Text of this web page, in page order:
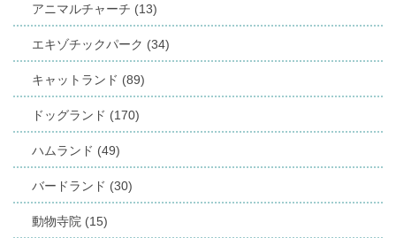
アニマルチャーチ (13)
エキゾチックパーク (34)
キャットランド (89)
ドッグランド (170)
ハムランド (49)
バードランド (30)
動物寺院 (15)